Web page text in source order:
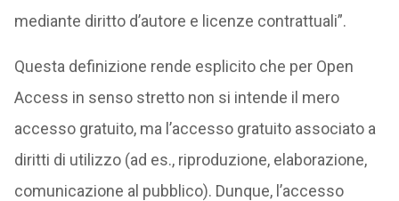
mediante diritto d’autore e licenze contrattuali”.
Questa definizione rende esplicito che per Open
Access in senso stretto non si intende il mero
accesso gratuito, ma l’accesso gratuito associato a
diritti di utilizzo (ad es., riproduzione, elaborazione,
comunicazione al pubblico). Dunque, l’accesso